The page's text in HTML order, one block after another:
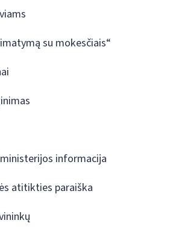
su mokesčiais“
informacija
atitikties paraiška